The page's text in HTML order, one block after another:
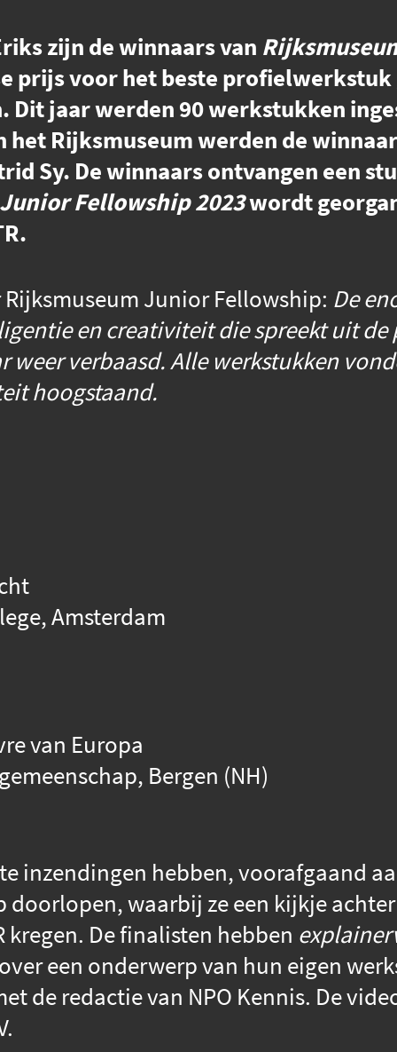
zijn de winnaars van
prijs voor het beste
Dit jaar werden 90 werkstukken
Rijksmuseum werden de
Sy. De winnaars ontvangen een
Fellowship 2023wordt
Junior Fellowship: De
en creativiteit die spreekt uit
verbaasd. Alle werkstukken
hoogstaand.
Amsterdam
van Europa
Bergen (NH)
inzendingen hebben, voorafgaand
doorlopen, waarbij ze een kijkje
kregen. De finalisten hebben
een onderwerp van hun eigen
de redactie van NPO Kennis. De